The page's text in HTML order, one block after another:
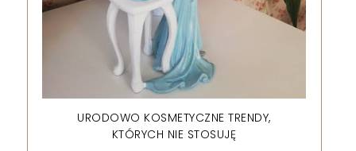
URODOWO KOSMETYCZNE TRENDY,
KTÓRYCH NIE STOSUJĘ